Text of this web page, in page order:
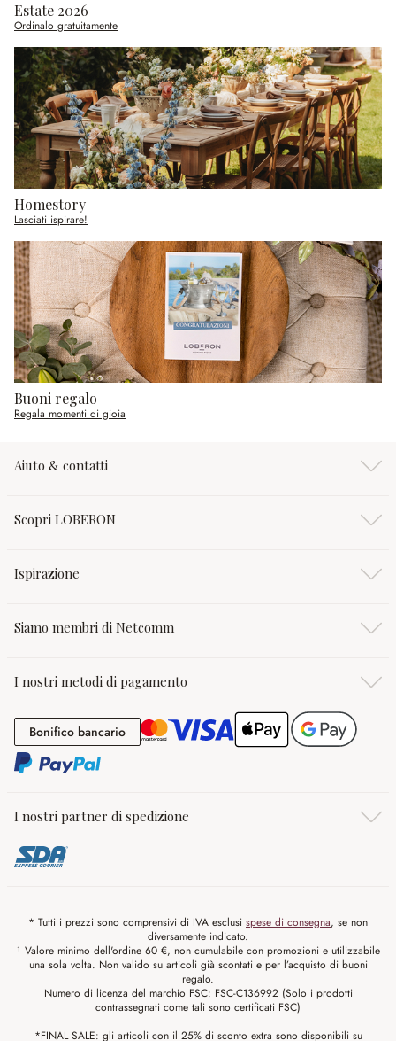
Estate 2026
Ordinalo gratuitamente
Homestory
Lasciati ispirare!
Buoni regalo
Regala momenti di gioia
Aiuto & contatti
Scopri LOBERON
Ispirazione
Siamo membri di Netcomm
I nostri metodi di pagamento
Bonifico bancarioBonifico bancario
I nostri partner di spedizione
* Tutti i prezzi sono comprensivi di IVA esclusi spese di consegna, se non
diversamente indicato.
¹ Valore minimo dell'ordine 60 €, non cumulabile con promozioni e utilizzabile
una sola volta. Non valido su articoli già scontati e per l’acquisto di buoni
regalo.
Numero di licenza del marchio FSC: FSC-C136992 (Solo i prodotti
contrassegnati come tali sono certificati FSC)
*FINAL SALE: gli articoli con il 25% di sconto extra sono disponibili su